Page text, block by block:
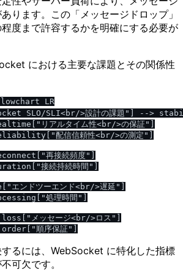
ります。この「メッセージドロップ」
度まで許容するかを明確にする必要が
における主要な課題とその関係性
LR
SLO/SLI<br/>設計の課題"] -->
リアルタイム性<br/>の保証"]
配信信頼性<br/>の測定"]
再接続頻度"]
接続持続時間"]
ンドツーエンド<br/>遅延"]
処理時間"]
メッセージ<br/>ロス"]
るには、WebSocket に特化した指標
可欠です。